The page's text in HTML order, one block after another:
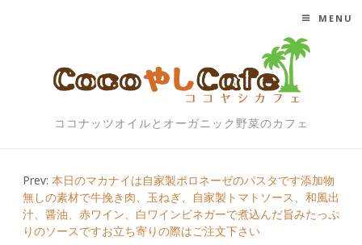
ココナッツオイルとオーガニック野菜のカフェ
MENU
Post
navigation
Prev: 本日のマカナイは自家製ボロネーゼのパスタです添加物
無しの素材で牛挽き肉、玉ねぎ、自家製トマトソース、和風出
汁、醤油、赤ワイン、白ワインビネガーで煮込んだ旨みたっぷ
りのソースですお立ち寄りの際はご注文下さい